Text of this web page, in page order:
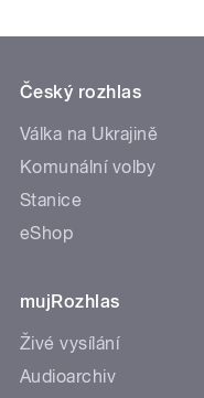
Český rozhlas
Válka na Ukrajině
Komunální volby
Stanice
eShop
mujRozhlas
Živé vysílání
Audioarchiv